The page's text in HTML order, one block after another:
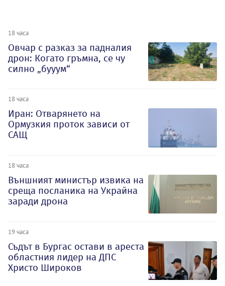
18 часа
Овчар с разказ за падналия
дрон: Когато гръмна, се чу
силно „бууум“
18 часа
Иран: Отварянето на
Ормузкия проток зависи от
САЩ
18 часа
Външният министър извика на
среща посланика на Украйна
заради дрона
19 часа
Съдът в Бургас остави в ареста
областния лидер на ДПС
Христо Широков